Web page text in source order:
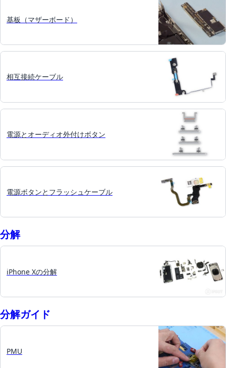
基板（マザーボード）
相互接続ケーブル
電源とオーディオ外付けボタン
電源ボタンとフラッシュケーブル
分解
iPhone Xの分解
分解ガイド
PMU